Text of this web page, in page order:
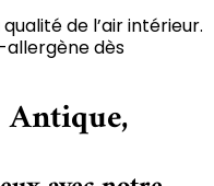
de l’air intérieur.
dès
Antique,